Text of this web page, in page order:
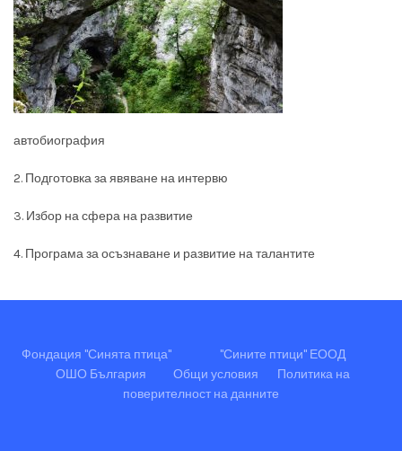
автобиография
2. Подготовка за явяване на интервю
3. Избор на сфера на развитие
4. Програма за осъзнаване и развитие на талантите
Фондация "Синята птица"
"Сините птици" ЕООД
ОШО България
Общи условия
Политика на
поверителност на данните